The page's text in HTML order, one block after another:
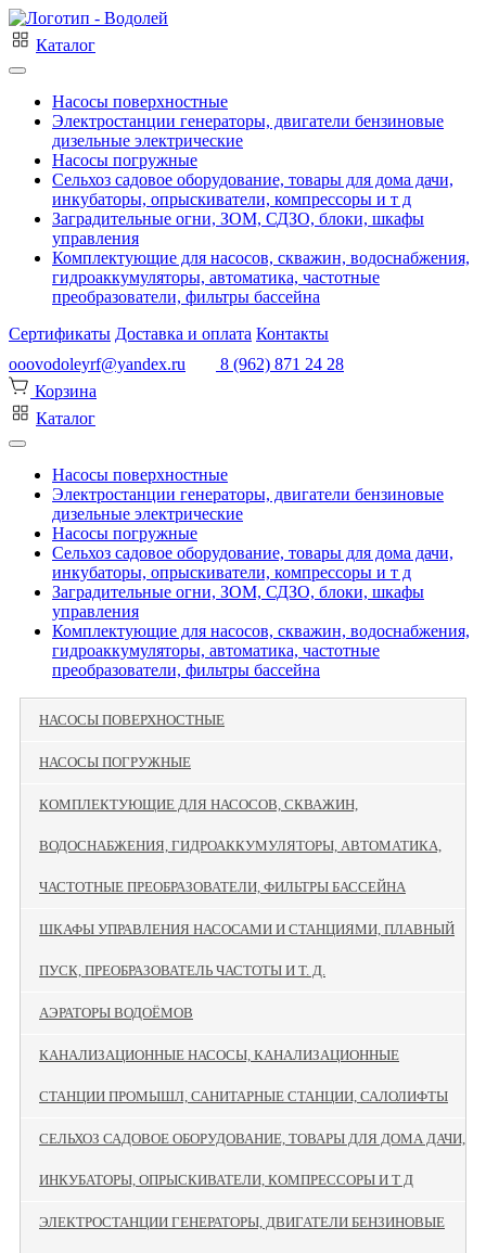
Каталог
Насосы поверхностные
Электростанции генераторы, двигатели бензиновые
дизельные электрические
Насосы погружные
Сельхоз садовое оборудование, товары для дома дачи,
инкубаторы, опрыскиватели, компрессоры и т д
Заградительные огни, ЗОМ, СДЗО, блоки, шкафы
управления
Комплектующие для насосов, скважин, водоснабжения,
гидроаккумуляторы, автоматика, частотные
преобразователи, фильтры бассейна
Сертификаты Доставка и оплата Контакты
ooovodoleyrf@yandex.ru
8 (962) 871 24 28
Корзина
Каталог
Насосы поверхностные
Электростанции генераторы, двигатели бензиновые
дизельные электрические
Насосы погружные
Сельхоз садовое оборудование, товары для дома дачи,
инкубаторы, опрыскиватели, компрессоры и т д
Заградительные огни, ЗОМ, СДЗО, блоки, шкафы
управления
Комплектующие для насосов, скважин, водоснабжения,
гидроаккумуляторы, автоматика, частотные
преобразователи, фильтры бассейна
НАСОСЫ ПОВЕРХНОСТНЫЕ
НАСОСЫ ПОГРУЖНЫЕ
КОМПЛЕКТУЮЩИЕ ДЛЯ НАСОСОВ, СКВАЖИН,
ВОДОСНАБЖЕНИЯ, ГИДРОАККУМУЛЯТОРЫ, АВТОМАТИКА,
ЧАСТОТНЫЕ ПРЕОБРАЗОВАТЕЛИ, ФИЛЬТРЫ БАССЕЙНА
ШКАФЫ УПРАВЛЕНИЯ НАСОСАМИ И СТАНЦИЯМИ, ПЛАВНЫЙ
ПУСК, ПРЕОБРАЗОВАТЕЛЬ ЧАСТОТЫ И Т. Д.
АЭРАТОРЫ ВОДОЁМОВ
КАНАЛИЗАЦИОННЫЕ НАСОСЫ, КАНАЛИЗАЦИОННЫЕ
СТАНЦИИ ПРОМЫШЛ, САНИТАРНЫЕ СТАНЦИИ, САЛОЛИФТЫ
СЕЛЬХОЗ САДОВОЕ ОБОРУДОВАНИЕ, ТОВАРЫ ДЛЯ ДОМА ДАЧИ,
ИНКУБАТОРЫ, ОПРЫСКИВАТЕЛИ, КОМПРЕССОРЫ И Т Д
ЭЛЕКТРОСТАНЦИИ ГЕНЕРАТОРЫ, ДВИГАТЕЛИ БЕНЗИНОВЫЕ